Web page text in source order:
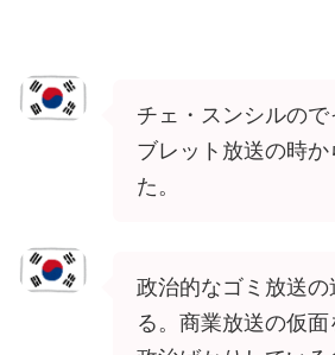
チェ・スンシルの
ブレット放送の時
た。
政治的なゴミ放送
る。商業放送の仮